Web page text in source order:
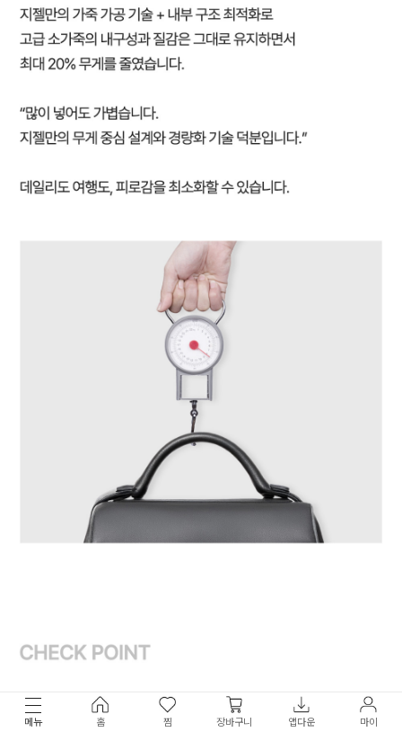
메뉴 홈 찜 장바구니 앱다운 마이